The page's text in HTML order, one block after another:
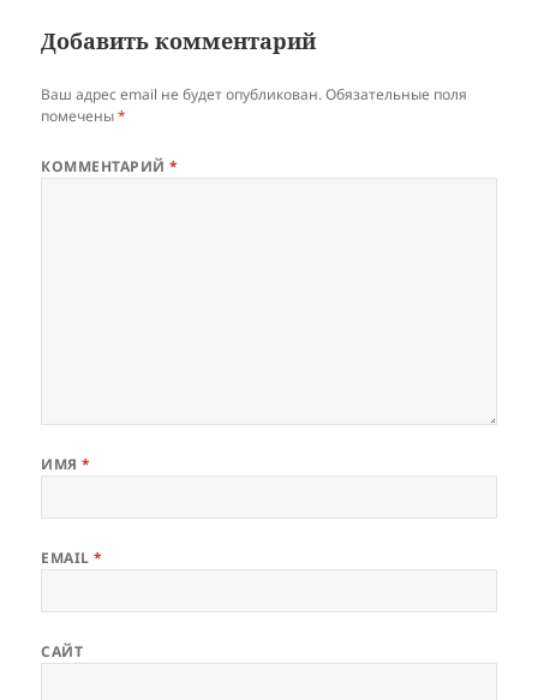
Добавить комментарий
Ваш адрес email не будет опубликован. Обязательные поля
помечены*
КОММЕНТАРИЙ*
ИМЯ*
EMAIL*
САЙТ